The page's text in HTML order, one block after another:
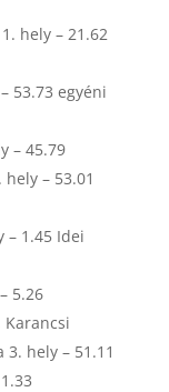
hely – 21.62
53.73 egyéni
– 45.79
– 53.01
– 1.45 Idei
5.26
Karancsi
hely – 51.11